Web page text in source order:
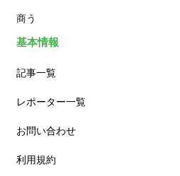
商う
基本情報
記事一覧
レポーター一覧
お問い合わせ
利用規約